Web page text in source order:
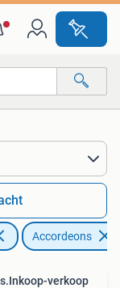
Accordeons
verkoop